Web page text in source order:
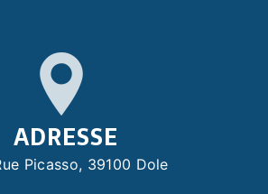
ADRESSE
Picasso, 39100 Dole